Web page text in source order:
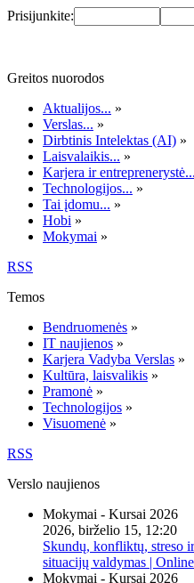
Prisijunkite:
Greitos nuorodos
Aktualijos... »
Verslas... »
Dirbtinis Intelektas (AI) »
Laisvalaikis... »
Karjera ir entreprenerystė...
Technologijos... »
Tai įdomu... »
Hobi »
Mokymai »
RSS
Temos
Bendruomenės »
IT naujienos »
Karjera Vadyba Verslas »
Kultūra, laisvalikis »
Pramonė »
Technologijos »
Visuomenė »
RSS
Verslo naujienos
Mokymai - Kursai 2026
2026, birželio 15, 12:20
Skundų, konfliktų, streso
situacijų valdymas |
Mokymai - Kursai 2026